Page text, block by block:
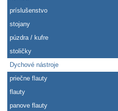
príslušenstvo
stojany
púzdra / kufre
stoličky
Dychové nástroje
priečne flauty
flauty
panove flauty